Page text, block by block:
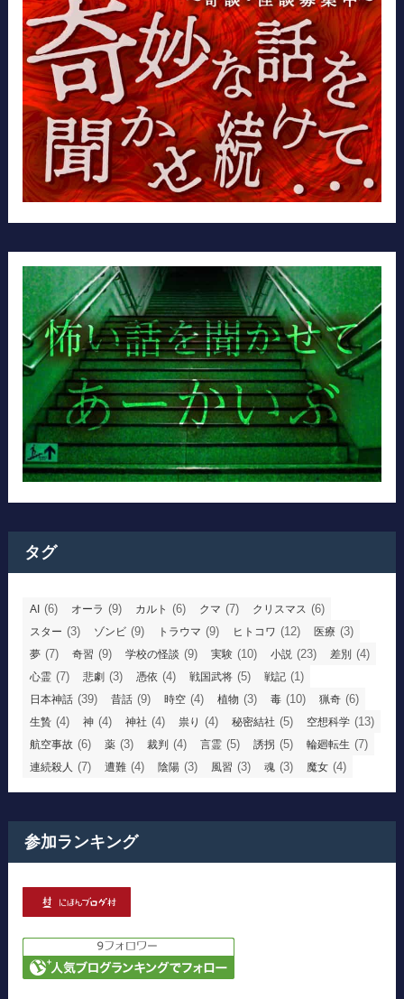
タグ
AI (6) オーラ (9) カルト (6) クマ (7) クリスマス (6)
スター (3) ゾンビ (9) トラウマ (9) ヒトコワ (12) 医療 (3)
夢 (7) 奇習 (9) 学校の怪談 (9) 実験 (10) 小説 (23) 差別 (4)
心霊 (7) 悲劇 (3) 憑依 (4) 戦国武将 (5) 戦記 (1)
日本神話 (39) 昔話 (9) 時空 (4) 植物 (3) 毒 (10) 猟奇 (6)
生贄 (4) 神 (4) 神社 (4) 祟り (4) 秘密結社 (5) 空想科学 (13)
航空事故 (6) 薬 (3) 裁判 (4) 言霊 (5) 誘拐 (5) 輪廻転生 (7)
連続殺人 (7) 遭難 (4) 陰陽 (3) 風習 (3) 魂 (3) 魔女 (4)
参加ランキング